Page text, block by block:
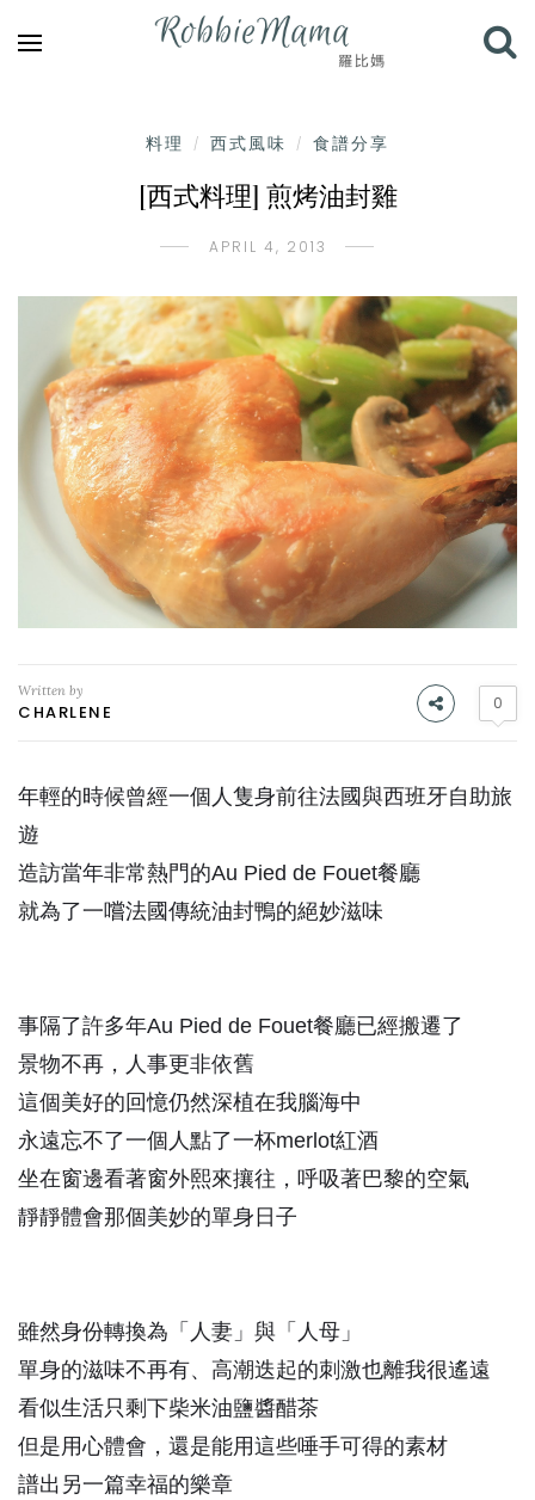
料理 / 西式風味 / 食譜分享
[西式料理] 煎烤油封雞
APRIL 4, 2013
Written by
CHARLENE 0
年輕的時候曾經一個人隻身前往法國與西班牙自助旅
遊
造訪當年非常熱門的Au Pied de Fouet餐廳
就為了一嚐法國傳統油封鴨的絕妙滋味
事隔了許多年Au Pied de Fouet餐廳已經搬遷了
景物不再，人事更非依舊
這個美好的回憶仍然深植在我腦海中
永遠忘不了一個人點了一杯merlot紅酒
坐在窗邊看著窗外熙來攘往，呼吸著巴黎的空氣
靜靜體會那個美妙的單身日子
雖然身份轉換為「人妻」與「人母」
單身的滋味不再有、高潮迭起的刺激也離我很遙遠
看似生活只剩下柴米油鹽醬醋茶
但是用心體會，還是能用這些唾手可得的素材
譜出另一篇幸福的樂章